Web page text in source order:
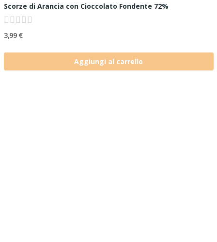
Scorze di Arancia con Cioccolato Fondente 72%
3,99 €
Aggiungi al carrello